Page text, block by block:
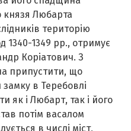
князя Любарта
територію
1349 рр., отримує
Коріатович. З
припустити, що
в Теребовлі
як і Любарт, так і його
потім васалом
в числі міст,